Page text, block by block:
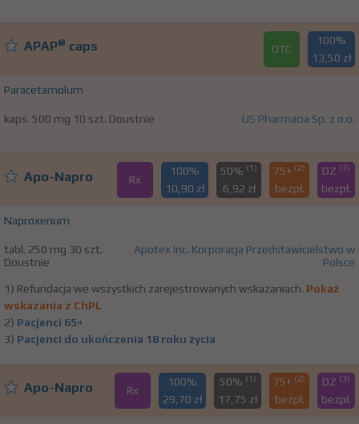
APAP® caps OTC
100%
13,50 zł
Paracetamolum
kaps. 500 mg 10 szt. Doustnie US Pharmacia Sp. z o.o.
Apo-Napro Rx
100%
10,90 zł
50% (1)
6,92 zł
75+ (2)
bezpł.
DZ (3)
bezpł.
Naproxenum
tabl. 250 mg 30 szt.
Doustnie
Apotex Inc. Korporacja Przedstawicielstwo w
Polsce
1) Refundacja we wszystkich zarejestrowanych wskazaniach. Pokaż
wskazania z ChPL
2) Pacjenci 65+
3) Pacjenci do ukończenia 18 roku życia
Apo-Napro Rx
100%
29,70 zł
50% (1)
17,75 zł
75+ (2)
bezpł.
DZ (3)
bezpł.